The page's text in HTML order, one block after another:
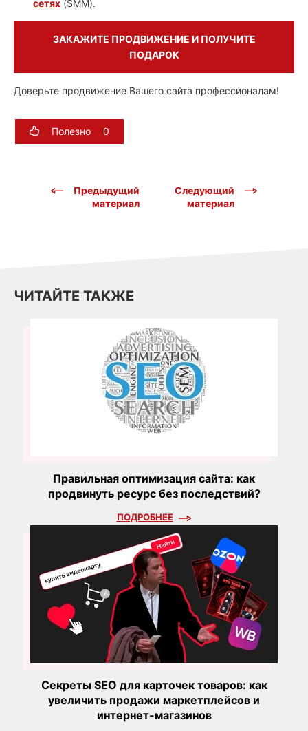
сетях (SMM).
ЗАКАЖИТЕ ПРОДВИЖЕНИЕ И ПОЛУЧИТЕ
ПОДАРОК
Доверьте продвижение Вашего сайта профессионалам!
Полезно 0
Предыдущий
материал
Следующий
материал
ЧИТАЙТЕ ТАКЖЕ
Правильная оптимизация сайта: как
продвинуть ресурс без последствий?
ПОДРОБНЕЕ
Секреты SEO для карточек товаров: как
увеличить продажи маркетплейсов и
интернет-магазинов